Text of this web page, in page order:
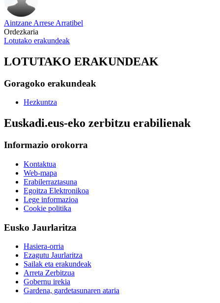
Aintzane Arrese Arratibel
Ordezkaria
Lotutako erakundeak
LOTUTAKO ERAKUNDEAK
Goragoko erakundeak
Hezkuntza
Euskadi.eus-eko zerbitzu erabilienak
Informazio orokorra
Kontaktua
Web-mapa
Erabilerraztasuna
Egoitza Elektronikoa
Lege informazioa
Cookie politika
Eusko Jaurlaritza
Hasiera-orria
Ezagutu Jaurlaritza
Sailak eta erakundeak
Arreta Zerbitzua
Gobernu irekia
Gardena, gardetasunaren ataria